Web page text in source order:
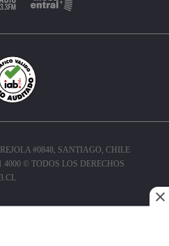
#0848, SANTIAGO, CHILE
4000 © TODOS LOS DERECHOS